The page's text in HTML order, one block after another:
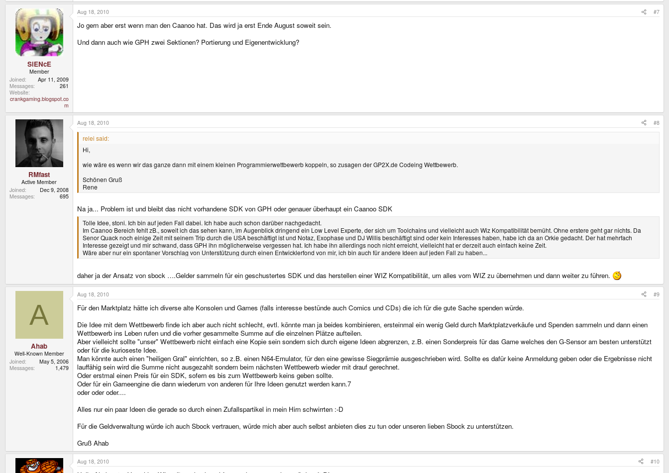
SiENcE
Member
Joined
Apr 11, 2009
Messages
261
Website
crankgaming.blogspot.co
m
Aug 18, 2010 #7
Jo gern aber erst wenn man den Caanoo hat. Das wird ja erst Ende August soweit sein.
Und dann auch wie GPH zwei Sektionen? Portierung und Eigenentwicklung?
RMfast
Active Member
Joined
Dec 9, 2008
Messages
695
Aug 18, 2010 #8
relei said:
Hi,
wie wäre es wenn wir das ganze dann mit einem kleinen Programmierwettbewerb koppeln, so zusagen der GP2X.de Codeing Wettbewerb.
Schönen Gruß
Rene
Na ja... Problem ist und bleibt das nicht vorhandene SDK von GPH oder genauer überhaupt ein Caanoo SDK
Tolle Idee, stoni. Ich bin auf jeden Fall dabei. Ich habe auch schon darüber nachgedacht.
Im Caanoo Bereich fehlt zB., soweit ich das sehen kann, im Augenblick dringend ein Low Level Experte, der sich um Toolchains und vielleicht auch Wiz Kompatibilität bemüht. Ohne erstere geht gar nichts. Da
Senor Quack noch einige Zeit mit seinem Trip durch die USA beschäftigt ist und Notaz, Exophase und DJ Willis beschäftigt sind oder kein Interesses haben, habe ich da an Orkie gedacht. Der hat mehrfach
Interesse gezeigt und mir schwand, dass GPH ihn möglicherweise vergessen hat. Ich habe ihn allerdings noch nicht erreicht, vielleicht hat er derzeit auch einfach keine Zeit.
Wäre aber nur ein spontaner Vorschlag von Unterstützung durch einen Entwicklerfond von mir, ich bin auch für andere Ideen auf jeden Fall zu haben...
daher ja der Ansatz von sbock ….Gelder sammeln für ein geschustertes SDK und das herstellen einer WIZ Kompatibilität, um alles vom WIZ zu übernehmen und dann weiter zu führen.
A
Ahab
Well-Known Member
Joined
May 5, 2006
Messages
1,479
Aug 18, 2010 #9
Für den Marktplatz hätte ich diverse alte Konsolen und Games (falls interesse bestünde auch Comics und CDs) die ich für die gute Sache spenden würde.
Die Idee mit dem Wettbewerb finde ich aber auch nicht schlecht, evtl. könnte man ja beides kombinieren, ersteinmal ein wenig Geld durch Marktplatzverkäufe und Spenden sammeln und dann einen
Wettbewerb ins Leben rufen und die vorher gesammelte Summe auf die einzelnen Plätze aufteilen.
Aber vielleicht sollte "unser" Wettbewerb nicht einfach eine Kopie sein sondern sich durch eigene Ideen abgrenzen, z.B. einen Sonderpreis für das Game welches den G-Sensor am besten unterstützt
oder für die kurioseste Idee.
Man könnte auch einen "heiligen Gral" einrichten, so z.B. einen N64-Emulator, für den eine gewisse Siegprämie ausgeschrieben wird. Sollte es dafür keine Anmeldung geben oder die Ergebnisse nicht
lauffähig sein wird die Summe nicht ausgezahlt sondern beim nächsten Wettbewerb wieder mit drauf gerechnet.
Oder erstmal einen Preis für ein SDK, sofern es bis zum Wettbewerb keins geben sollte.
Oder für ein Gameengine die dann wiederum von anderen für Ihre Ideen genutzt werden kann.7
oder oder oder....
Alles nur ein paar Ideen die gerade so durch einen Zufallspartikel in mein Hirn schwirrten :-D
Für die Geldverwaltung würde ich auch Sbock vertrauen, würde mich aber auch selbst anbieten dies zu tun oder unseren lieben Sbock zu unterstützen.
Gruß Ahab
Aug 18, 2010 #10